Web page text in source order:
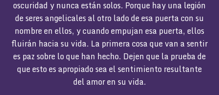
oscuridad y nunca están solos. Porque hay una legión
de seres angelicales al otro lado de esa puerta con su
nombre en ellos, y cuando empujan esa puerta, ellos
fluirán hacia su vida. La primera cosa que van a sentir
es paz sobre lo que han hecho. Dejen que la prueba de
que esto es apropiado sea el sentimiento resultante
del amor en su vida.